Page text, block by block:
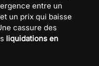
entre un
un prix qui baisse
cassure des
liquidations en